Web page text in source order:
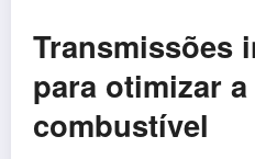
Transmissões
para otimizar
combustível